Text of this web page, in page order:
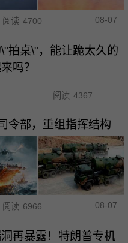
阅读 4700 08-07
拍桌\"，能让跪太久的
吗？
阅读 4367
令部，重组指挥结构
阅读 6966 08-07
再暴露！特朗普专机